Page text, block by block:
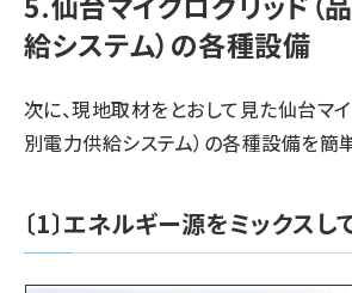
ngn (265)
aitras (177)
タンデム (141)
給システム）の各種設備
次に、現地取材をとおして見た仙台マイ
別電力供給システム）の各種設備を簡
〔1〕エネルギー源をミックス